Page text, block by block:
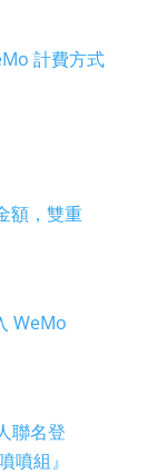
計費方式
額，雙重
WeMo
聯名登
噴組』